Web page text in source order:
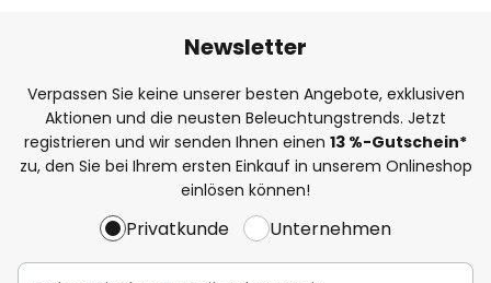
Newsletter
Verpassen Sie keine unserer besten Angebote, exklusiven
Aktionen und die neusten Beleuchtungstrends. Jetzt
registrieren und wir senden Ihnen einen 13 %-Gutschein*
zu, den Sie bei Ihrem ersten Einkauf in unserem Onlineshop
einlösen können!
Privatkunde Unternehmen